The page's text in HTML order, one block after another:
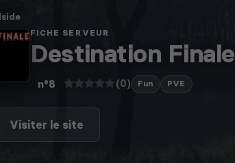
FICHE SERVEUR
Destination Finale
n°8 (0) Fun PVE
Visiter le site